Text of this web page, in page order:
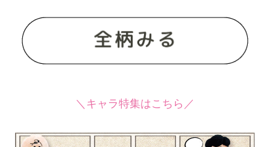
＼キャラ特集はこちら／